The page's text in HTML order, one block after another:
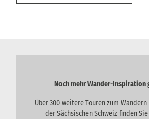
Noch mehr Wander-Inspiration
Über 300 weitere Touren zum
der Sächsischen Schweiz finden